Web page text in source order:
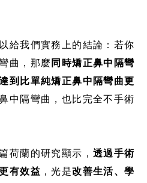
給我們實務上的結論：若你
曲，那麼 同時矯正鼻中隔彎
到比單純矯正鼻中隔彎曲更
中隔彎曲，也比完全不手術
荷蘭的研究顯示， 透過手術
有效益 ，光是改善生活、學